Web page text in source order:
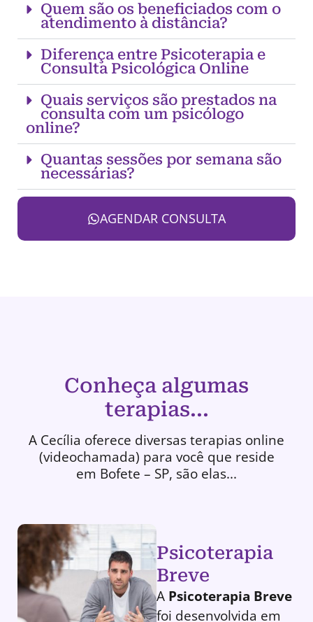
Quem são os beneficiados com o
atendimento à distância?
Diferença entre Psicoterapia e
Consulta Psicológica Online
Quais serviços são prestados na
consulta com um psicólogo
online?
Quantas sessões por semana são
necessárias?
AGENDAR CONSULTA
Conheça algumas
terapias...
A Cecília oferece diversas terapias online
(videochamada) para você que reside
em Bofete – SP, são elas...
Psicoterapia
Breve
A Psicoterapia Breve
foi desenvolvida em